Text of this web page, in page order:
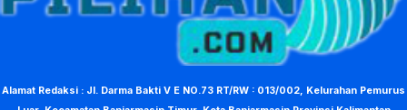
Alamat Redaksi : Jl. Darma Bakti V E NO.73 RT/RW : 013/002, Kelurahan Pemurus